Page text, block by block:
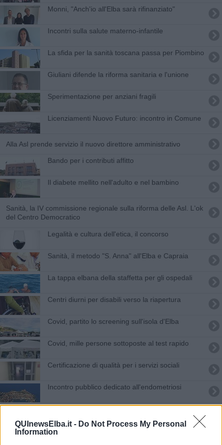
QUInewsElba.it - Do Not Process My Personal
Information
Monni, "Anch'io all'Elba sarà rifinanziato"
Incontri sulla salute materno-infantile
La sfida per la sanità toscana passa per Piombino
Giuliani difende la riforma sanitaria e l'unione
Sperimentazione per anziani fragili
Licenziamenti Nuovo Futuro: incontro in Comune
Alla Asl prende servizio il nuovo direttore amministrativo
Bando per i contributi affitto
Il diabete mellito nell'adulto e nel bambino
Sanità, la IV commissione regionale sulla riforma delle Asl. L'ok
del Centro Democratico
Legalità e cultura dell'etica, il concorso
Sanità, il metodo "S. Anna" all'Elba e Capraia
La tappa elbana della staffetta per gli ospedali
Centri diurni per disabili verso la riapertura
Covid, partito lo screening sull'isola d'Elba
Covid, mille persone sottoposte al test rapido
Certificazione di qualità per i servizi sociali
Incontro pubblico dedicato all'endometriosi
Allattare al seno, giornata di sensibilizzazione
Verso la riorganizzazione della rete di consultori